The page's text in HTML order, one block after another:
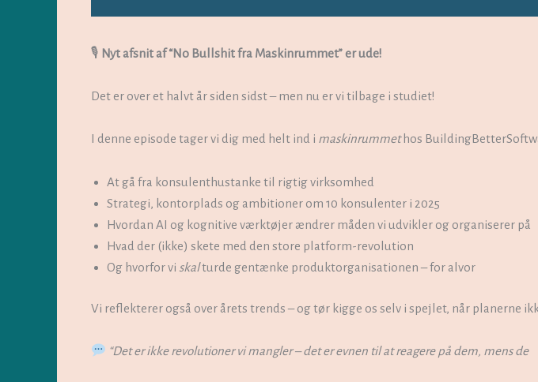
🎙 Nyt afsnit af “No Bullshit fra Maskinrummet” er ude!
Det er over et halvt år siden sidst – men nu er vi tilbage i studiet!
I denne episode tager vi dig med helt ind i maskinrummethos
At gå fra konsulenthustanke til rigtig virksomhed
Strategi, kontorplads og ambitioner om 10 konsulenter i 2025
Hvordan AI og kognitive værktøjer ændrer måden vi udvikler og organiserer på
Hvad der (ikke) skete med den store platform-revolution
Og hvorfor vi skalturde gentænke produktorganisationen – for alvor
Vi reflekterer også over årets trends – og tør kigge os selv i spejlet, når planerne
“Det er ikke revolutioner vi mangler – det er evnen til at reagere på dem, mens de